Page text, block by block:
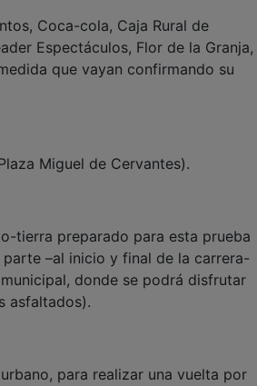
Coca-cola, Caja Rural de
Espectáculos, Flor de la Granja,
que vayan confirmando su
Miguel de Cervantes).
tierra preparado para esta prueba
parte –al inicio y final de la carrera-
donde se podrá disfrutar
asfaltados).
para realizar una vuelta por